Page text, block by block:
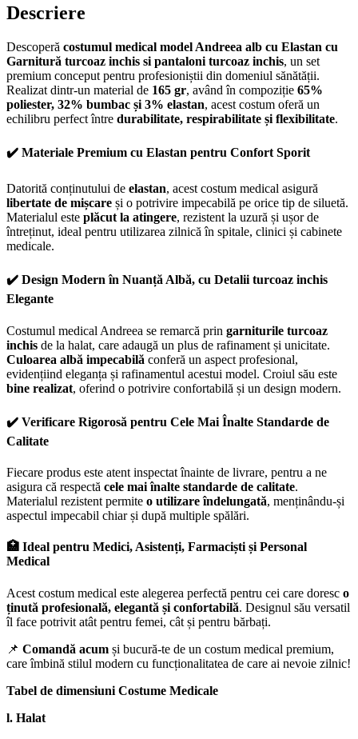
Descriere
Descoperă costumul medical model Andreea alb cu Elastan cu
Garnitură turcoaz inchis si pantaloni turcoaz inchis, un set
premium conceput pentru profesioniștii din domeniul sănătății.
Realizat dintr-un material de 165 gr, având în compoziție 65%
poliester, 32% bumbac și 3% elastan, acest costum oferă un
echilibru perfect între durabilitate, respirabilitate și flexibilitate.
✔️ Materiale Premium cu Elastan pentru Confort Sporit
Datorită conținutului de elastan, acest costum medical asigură
libertate de mișcare și o potrivire impecabilă pe orice tip de siluetă.
Materialul este plăcut la atingere, rezistent la uzură și ușor de
întreținut, ideal pentru utilizarea zilnică în spitale, clinici și cabinete
medicale.
✔️ Design Modern în Nuanță Albă, cu Detalii turcoaz inchis
Elegante
Costumul medical Andreea se remarcă prin garniturile turcoaz
inchis de la halat, care adaugă un plus de rafinament și unicitate.
Culoarea albă impecabilă conferă un aspect profesional,
evidențiind eleganța și rafinamentul acestui model. Croiul său este
bine realizat, oferind o potrivire confortabilă și un design modern.
✔️ Verificare Rigorosă pentru Cele Mai Înalte Standarde de
Calitate
Fiecare produs este atent inspectat înainte de livrare, pentru a ne
asigura că respectă cele mai înalte standarde de calitate.
Materialul rezistent permite o utilizare îndelungată, menținându-și
aspectul impecabil chiar și după multiple spălări.
🏥 Ideal pentru Medici, Asistenți, Farmaciști și Personal
Medical
Acest costum medical este alegerea perfectă pentru cei care doresc o
ținută profesională, elegantă și confortabilă. Designul său versatil
îl face potrivit atât pentru femei, cât și pentru bărbați.
📌 Comandă acum și bucură-te de un costum medical premium,
care îmbină stilul modern cu funcționalitatea de care ai nevoie zilnic!
Tabel de dimensiuni Costume Medicale
l. Halat